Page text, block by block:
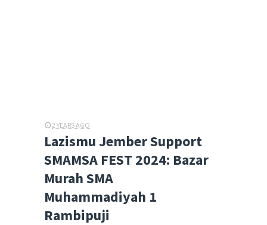
2 YEARS AGO
Lazismu Jember Support
SMAMSA FEST 2024: Bazar
Murah SMA
Muhammadiyah 1
Rambipuji